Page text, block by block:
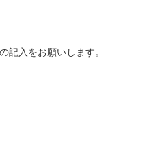
記入をお願いします。